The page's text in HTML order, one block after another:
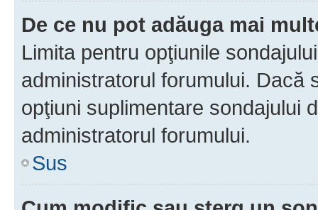
De ce nu pot adăuga mai
Limita pentru opţiunile
administratorul forumului. Dacă
opţiuni suplimentare sondajului
administratorul forumului.
Sus